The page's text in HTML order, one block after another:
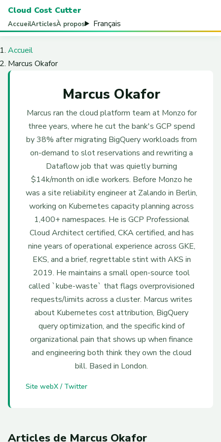
Cloud Cost Cutter
AccueilArticlesÀ propos Français
Accueil
Marcus Okafor
Marcus Okafor
Marcus ran the cloud platform team at Monzo for
three years, where he cut the bank's GCP spend
by 38% after migrating BigQuery workloads from
on-demand to slot reservations and rewriting a
Dataflow job that was quietly burning
$14k/month on idle workers. Before Monzo he
was a site reliability engineer at Zalando in Berlin,
working on Kubernetes capacity planning across
1,400+ namespaces. He is GCP Professional
Cloud Architect certified, CKA certified, and has
nine years of operational experience across GKE,
EKS, and a brief, regrettable stint with AKS in
2019. He maintains a small open-source tool
called `kube-waste` that flags overprovisioned
requests/limits across a cluster. Marcus writes
about Kubernetes cost attribution, BigQuery
query optimization, and the specific kind of
organizational pain that shows up when finance
and engineering both think they own the cloud
bill. Based in London.
Site webX / Twitter
Articles de Marcus Okafor